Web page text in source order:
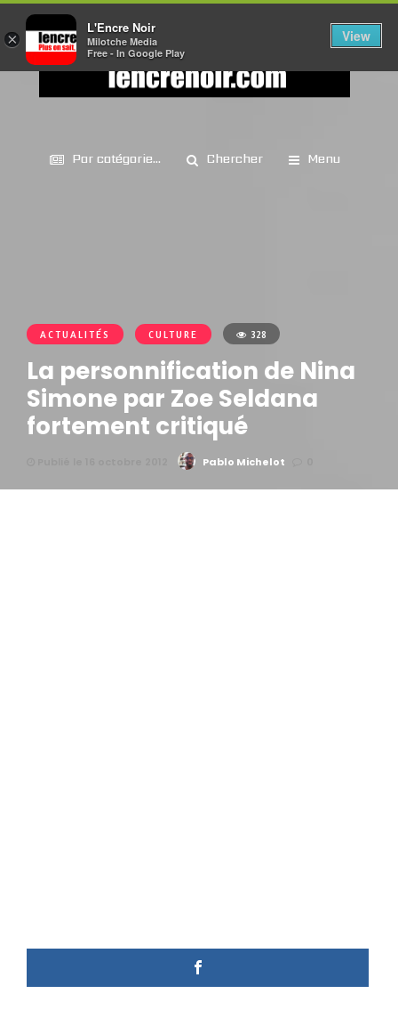
Par catégorie... Chercher Menu
ACTUALITÉS CULTURE 328
La personnification de Nina
Simone par Zoe Seldana
fortement critiqué
Pablo Michelot
×
L'Encre Noir
Milotche Media
Free - In Google Play
View